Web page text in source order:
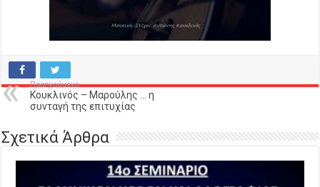
Προηγούμενο
Κουκλινός – Μαρούλης … η
συνταγή της επιτυχίας
Σχετικά Άρθρα